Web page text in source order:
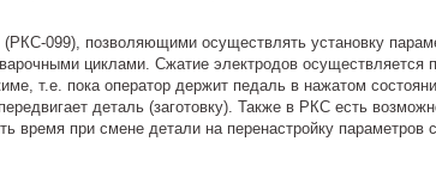
099), позволяющими осуществлять установку
циклами. Сжатие электродов осуществляется
т.е. пока оператор держит педаль в нажатом
деталь (заготовку). Также в РКС есть
время при смене детали на перенастройку параметров